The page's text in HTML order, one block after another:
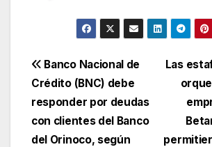
Navegación
de
entradas
Las
Banco Nacional de
Crédito (BNC) debe
responder por deudas
con clientes del Banco
del Orinoco, según